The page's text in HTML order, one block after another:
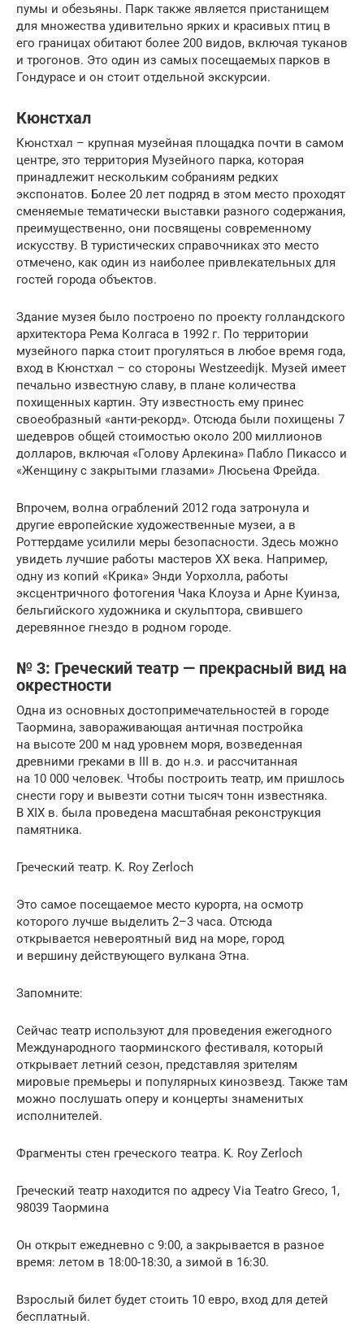
пумы и обезьяны. Парк также является пристанищем
для множества удивительно ярких и красивых птиц в
его границах обитают более 200 видов, включая туканов
и трогонов. Это один из самых посещаемых парков в
Гондурасе и он стоит отдельной экскурсии.
Кюнстхал
Кюнстхал – крупная музейная площадка почти в самом
центре, это территория Музейного парка, которая
принадлежит нескольким собраниям редких
экспонатов. Более 20 лет подряд в этом место проходят
сменяемые тематически выставки разного содержания,
преимущественно, они посвящены современному
искусству. В туристических справочниках это место
отмечено, как один из наиболее привлекательных для
гостей города объектов.
Здание музея было построено по проекту голландского
архитектора Рема Колгаса в 1992 г. По территории
музейного парка стоит прогуляться в любое время года,
вход в Кюнстхал – со стороны Westzeedijk. Музей имеет
печально известную славу, в плане количества
похищенных картин. Эту известность ему принес
своеобразный «анти-рекорд». Отсюда были похищены 7
шедевров общей стоимостью около 200 миллионов
долларов, включая «Голову Арлекина» Пабло Пикассо и
«Женщину с закрытыми глазами» Люсьена Фрейда.
Впрочем, волна ограблений 2012 года затронула и
другие европейские художественные музеи, а в
Роттердаме усилили меры безопасности. Здесь можно
увидеть лучшие работы мастеров XX века. Например,
одну из копий «Крика» Энди Уорхолла, работы
эксцентричного фотогения Чака Клоуза и Арне Куинза,
бельгийского художника и скульптора, свившего
деревянное гнездо в родном городе.
№ 3: Греческий театр — прекрасный вид на
окрестности
Одна из основных достопримечательностей в городе
Таормина, завораживающая античная постройка
на высоте 200 м над уровнем моря, возведенная
древними греками в III в. до н.э. и рассчитанная
на 10 000 человек. Чтобы построить театр, им пришлось
снести гору и вывезти сотни тысяч тонн известняка.
В XIX в. была проведена масштабная реконструкция
памятника.
Греческий театр. K. Roy Zerloch
Это самое посещаемое место курорта, на осмотр
которого лучше выделить 2–3 часа. Отсюда
открывается невероятный вид на море, город
и вершину действующего вулкана Этна.
Запомните:
Сейчас театр используют для проведения ежегодного
Международного таорминского фестиваля, который
открывает летний сезон, представляя зрителям
мировые премьеры и популярных кинозвезд. Также там
можно послушать оперу и концерты знаменитых
исполнителей.
Фрагменты стен греческого театра. K. Roy Zerloch
Греческий театр находится по адресу Via Teatro Greco, 1,
98039 Таормина
Он открыт ежедневно с 9:00, а закрывается в разное
время: летом в 18:00-18:30, а зимой в 16:30.
Взрослый билет будет стоить 10 евро, вход для детей
бесплатный.